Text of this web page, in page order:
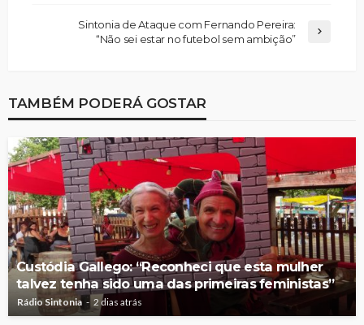
Sintonia de Ataque com Fernando Pereira:
“Não sei estar no futebol sem ambição”
TAMBÉM PODERÁ GOSTAR
Custódia Gallego: “Reconheci que esta mulher
talvez tenha sido uma das primeiras feministas”
Rádio Sintonia 2 dias atrás